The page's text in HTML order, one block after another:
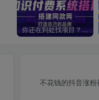
你还在到处找项目？还在当韭菜？我靠卖项目一个月收入5万+，曾经我也是个失败者。
不花钱的抖音涨